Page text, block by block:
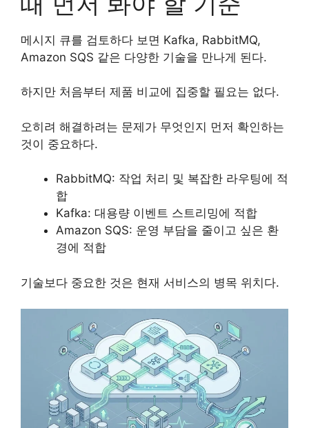
메시지 큐를 검토하다 보면 Kafka, RabbitMQ,
Amazon SQS 같은 다양한 기술을 만나게 된다.
하지만 처음부터 제품 비교에 집중할 필요는 없다.
오히려 해결하려는 문제가 무엇인지 먼저 확인하는
것이 중요하다.
RabbitMQ: 작업 처리 및 복잡한 라우팅에 적
합
Kafka: 대용량 이벤트 스트리밍에 적합
Amazon SQS: 운영 부담을 줄이고 싶은 환
경에 적합
기술보다 중요한 것은 현재 서비스의 병목 위치다.